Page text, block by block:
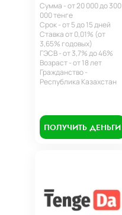
Сумма - от 20 000 до 300
000 тенге
Срок - от 5 до 15 дней
Ставка от 0,01% (от
3,65% годовых)
ГЭСВ - от 3,7% до 46%
Возраст - от 18 лет
Гражданство -
Республика Казахстан
ПОЛУЧИТЬ ДЕНЬГИ